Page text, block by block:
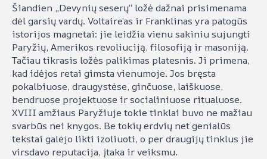
Šiandien „Devynių seserų“ ložė dažnai prisimenama
dėl garsių vardų. Voltaire’as ir Franklinas yra patogūs
istorijos magnetai: jie leidžia vienu sakiniu sujungti
Paryžių, Amerikos revoliuciją, filosofiją ir masoniją.
Tačiau tikrasis ložės palikimas platesnis. Ji primena,
kad idėjos retai gimsta vienumoje. Jos bręsta
pokalbiuose, draugystėse, ginčuose, laiškuose,
bendruose projektuose ir socialiniuose ritualuose.
XVIII amžiaus Paryžiuje tokie tinklai buvo ne mažiau
svarbūs nei knygos. Be tokių erdvių net genialūs
tekstai galėjo likti izoliuoti, o per draugijų tinklus jie
virsdavo reputacija, įtaka ir veiksmu.